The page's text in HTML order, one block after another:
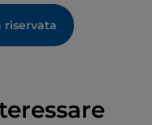
riservata